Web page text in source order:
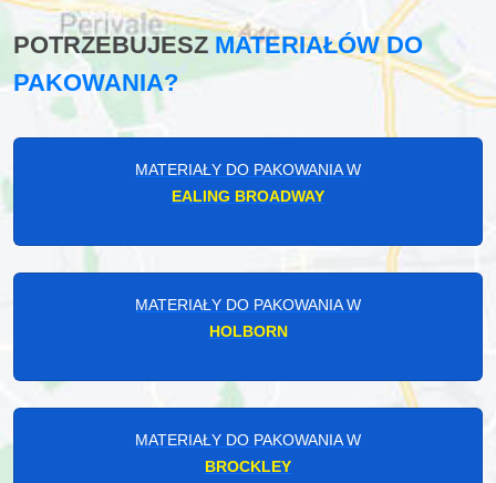
POTRZEBUJESZMATERIAŁÓW DO
PAKOWANIA?
MATERIAŁY DO PAKOWANIA W
EALING BROADWAY
MATERIAŁY DO PAKOWANIA W
HOLBORN
MATERIAŁY DO PAKOWANIA W
BROCKLEY